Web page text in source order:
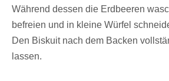
Während dessen die Erdbeeren
befreien und in kleine Würfel
Den Biskuit nach dem Backen
lassen.